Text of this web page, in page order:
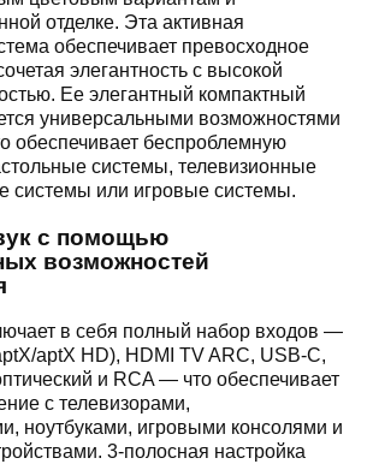
отделке. Эта активная
обеспечивает превосходное
элегантность с высокой
Ее элегантный компактный
универсальными возможностями
обеспечивает беспроблемную
системы, телевизионные
системы или игровые системы.
с помощью
возможностей
в себя полный набор входов —
aptX HD), HDMI TV ARC, USB-C,
и RCA — что обеспечивает
с телевизорами,
ноутбуками, игровыми консолями и
3-полосная настройка